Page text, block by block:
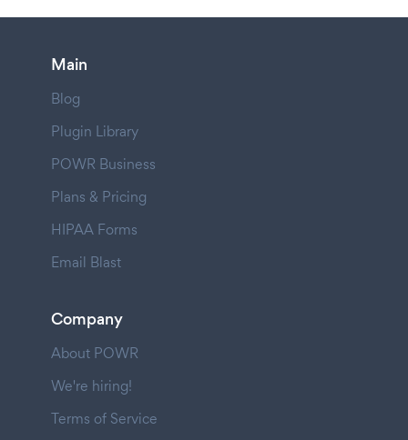
Main
Blog
Plugin Library
POWR Business
Plans & Pricing
HIPAA Forms
Email Blast
Company
About POWR
We're hiring!
Terms of Service